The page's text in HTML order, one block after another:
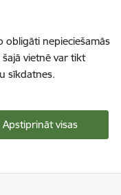
obligāti nepieciešamās
vietnē var tikt
sīkdatnes.
Apstiprināt visas